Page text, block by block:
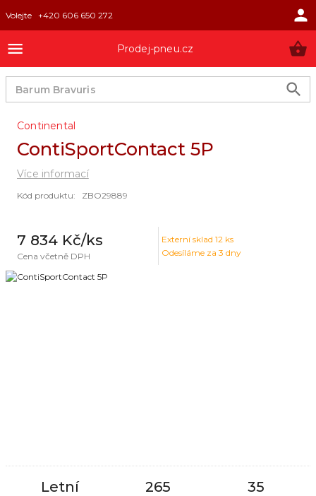
Volejte +420 606 650 272
Prodej-pneu.cz
Continental
ContiSportContact 5P
Kód produktu: ZBO29889
7 834 Kč/ks
Cena včetně DPH
Externí sklad 12 ks
Odesíláme za 3 dny
Letní 265 35
Více informací